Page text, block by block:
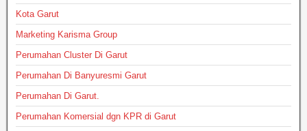
Kota Garut
Marketing Karisma Group
Perumahan Cluster Di Garut
Perumahan Di Banyuresmi Garut
Perumahan Di Garut.
Perumahan Komersial dgn KPR di Garut